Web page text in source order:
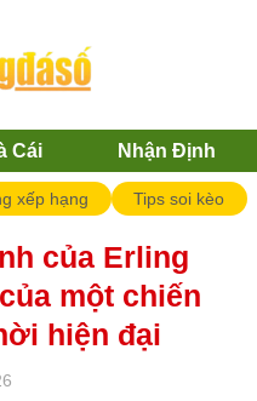
Cái Nhận Định
xếp hạng Tips soi kèo
của Erling
một chiến
hiện đại